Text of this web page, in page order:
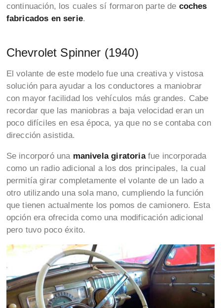
continuación, los cuales sí formaron parte de coches
fabricados en serie.
Chevrolet Spinner (1940)
El volante de este modelo fue una creativa y vistosa
solución para ayudar a los conductores a maniobrar
con mayor facilidad los vehículos más grandes. Cabe
recordar que las maniobras a baja velocidad eran un
poco difíciles en esa época, ya que no se contaba con
dirección asistida.
Se incorporó una manivela giratoriafue incorporada
como un radio adicional a los dos principales, la cual
permitía girar completamente el volante de un lado a
otro utilizando una sola mano, cumpliendo la función
que tienen actualmente los pomos de camionero. Esta
opción era ofrecida como una modificación adicional
pero tuvo poco éxito.